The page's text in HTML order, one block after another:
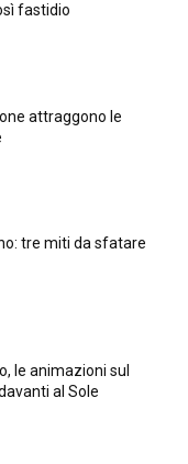
fastidio
attraggono le
tre miti da sfatare
le animazioni sul
al Sole